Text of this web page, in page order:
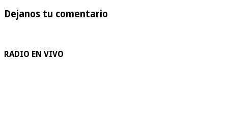
Dejanos tu comentario
RADIO EN VIVO